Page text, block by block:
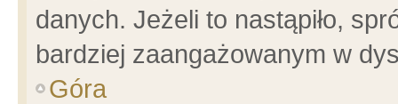
danych. Jeżeli to nastąpiło,
bardziej zaangażowanym w
Góra